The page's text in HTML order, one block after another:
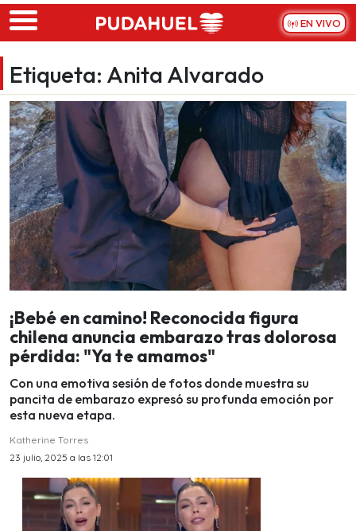
Skip to main content
EN VIVO
Etiqueta: Anita Alvarado
¡Bebé en camino! Reconocida figura
chilena anuncia embarazo tras dolorosa
pérdida: "Ya te amamos"
Con una emotiva sesión de fotos donde muestra su
pancita de embarazo expresó su profunda emoción por
esta nueva etapa.
Katherine Torres
23 julio, 2025 a las 12:01